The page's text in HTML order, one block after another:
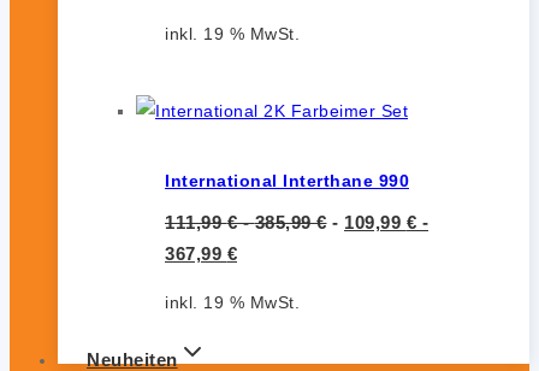
inkl. 19 % MwSt.
International Interthane 990
111,99€-385,99€- 109,99 € -
367,99 €
inkl. 19 % MwSt.
Neuheiten